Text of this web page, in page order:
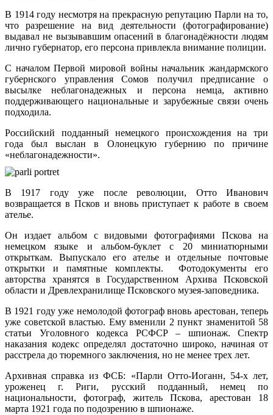
В 1914 году несмотря на прекрасную репутацию Парли на то,
что разрешение на вид деятельности (фотографирование)
выдавал не вызывавшим опасений в благонадёжнос­ти людям
лично губернатор, его персона привлекла внимание полиции.
С началом Первой мировой войны начальник жандармского
губернского управления Сомов получил предписание о
высылке неблагонадежных и персона немца, активно
поддерживающего национальные и зарубежные связи очень
подходила.
Российский подданный немецкого происхождения на три
года был выслан в Олонецкую губернию по причине
«неблагонадежности».
В 1917 году уже после революции, Отто Иванович
возвращается в Псков и вновь приступает к работе в своем
ателье.
Он издает альбом с видовыми фотографиями Пскова на
немецком языке и альбом-буклет с 20 миниатюрными
открыткам. Выпускало его ателье и отдельные почтовые
открытки и памятные комплекты. Фотодокументы его
авторства хранятся в Государственном Архива Псковской
области и Древлехранилище Псковского музея-заповедника.
В 1921 году уже немолодой фотограф вновь арестован, теперь
уже советской властью. Ему вменили 2 пункт знаменитой 58
статьи Уголовного кодекса РСФСР – шпионаж. Спектр
наказания кодекс определял достаточно широко, начиная от
расстрела до тюремного заключения, но не менее трех лет.
Архивная справка из ФСБ: «Парли Отто-Иоганн, 54-х лет,
уроженец г. Риги, русский подданный, немец по
национальности, фотограф, житель Пскова, арестован 18
марта 1921 года по подозрению в шпионаже.